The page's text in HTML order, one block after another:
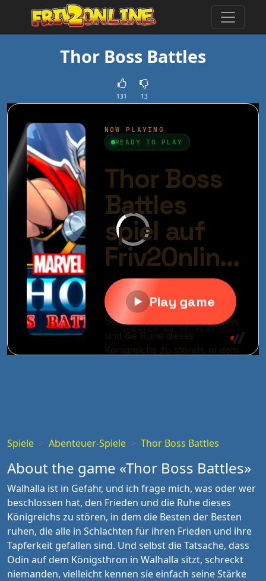
Thor Boss Battles
131 13
Spiele Abenteuer-Spiele Thor Boss Battles
About the game «Thor Boss Battles»
Walhalla ist in Gefahr, und ich frage mich, was oder wer
beschlossen hat, den Frieden und die Ruhe dieses
Königreichs zu stören, in dem die Besten der Besten
ruhen, die alle in Schlachten für ihren Frieden und ihre
Tapferkeit gefallen sind. Und selbst die Tatsache, dass
Odin auf dem Königsthron in Walhalla sitzt, schreckt
niemanden, vielleicht kennen sie einfach seine Stärke